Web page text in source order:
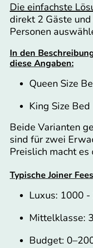
Die einfachste
direkt 2 Gäste
Personen
In den
diese Angaben:
Queen Size
King Size
Beide Varianten
sind für zwei
Preislich macht
Typische Joiner
Luxus: 1000
Mittelklasse:
Budget: